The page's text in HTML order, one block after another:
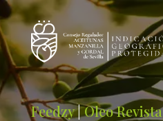
Feedzy|Oleo Revista